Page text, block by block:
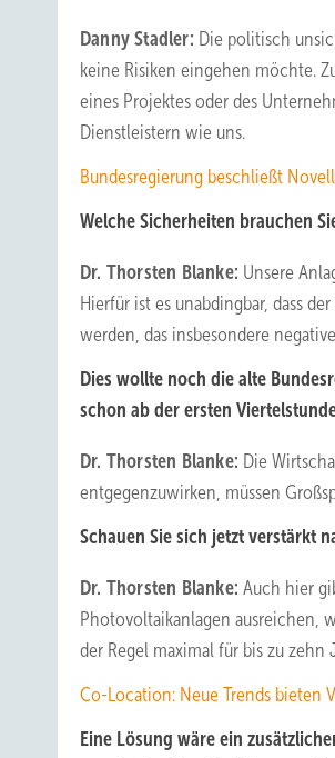
Danny Stadler: Die politisch
keine Risiken eingehen möchte.
eines Projektes oder des
Dienstleistern wie uns.
Bundesregierung beschließt
Welche Sicherheiten brauchen
Dr. Thorsten Blanke: Unsere
Hierfür ist es unabdingbar, dass
werden, das insbesondere
Dies wollte noch die alte
schon ab der ersten
Dr. Thorsten Blanke: Die
entgegenzuwirken, müssen
Schauen Sie sich jetzt verstärkt
Dr. Thorsten Blanke: Auch hier
Photovoltaikanlagen ausreichen,
der Regel maximal für bis zu zehn
Co-Location: Neue Trends bieten
Eine Lösung wäre ein